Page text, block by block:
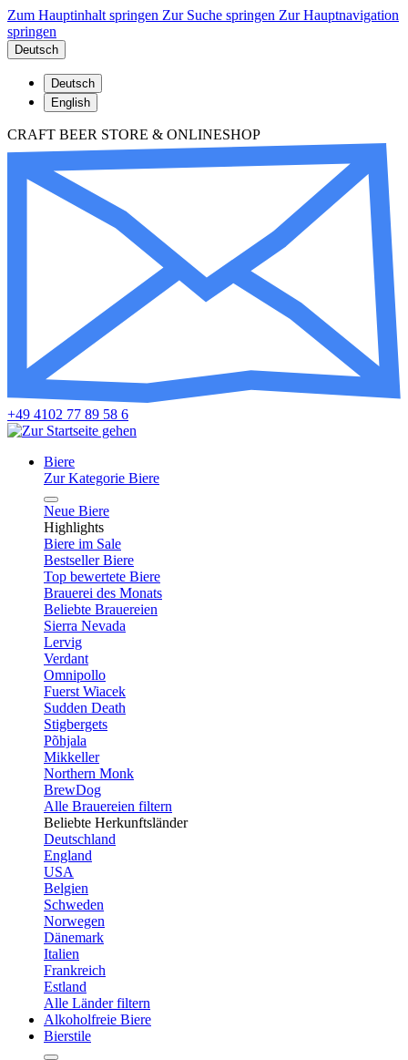
Zum Hauptinhalt springen Zur Suche springen Zur Hauptnavigation
springen
Deutsch
Deutsch
English
CRAFT BEER STORE & ONLINESHOP
+49 4102 77 89 58 6
Biere
Zur Kategorie Biere
Neue Biere
Highlights
Biere im Sale
Bestseller Biere
Top bewertete Biere
Brauerei des Monats
Beliebte Brauereien
Sierra Nevada
Lervig
Verdant
Omnipollo
Fuerst Wiacek
Sudden Death
Stigbergets
Põhjala
Mikkeller
Northern Monk
BrewDog
Alle Brauereien filtern
Beliebte Herkunftsländer
Deutschland
England
USA
Belgien
Schweden
Norwegen
Dänemark
Italien
Frankreich
Estland
Alle Länder filtern
Alkoholfreie Biere
Bierstile